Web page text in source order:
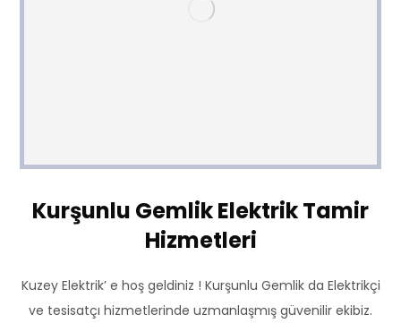
Kurşunlu Gemlik Elektrik Tamir
Hizmetleri
Kuzey Elektrik’ e hoş geldiniz ! Kurşunlu Gemlik da Elektrikçi
ve tesisatçı hizmetlerinde uzmanlaşmış güvenilir ekibiz.